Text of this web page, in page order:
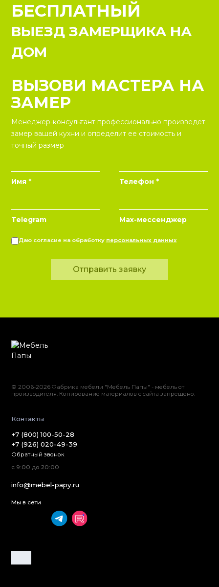
БЕСПЛАТНЫЙ
ВЫЕЗД ЗАМЕРЩИКА НА
ДОМ
ВЫЗОВИ МАСТЕРА НА
ЗАМЕР
Менеджер-консультант профессионально произведет
замер вашей кухни и определит ее стоимость и
точный размер
Имя * Телефон *
Telegram Max-мессенджер
Даю согласие на обработку персональных данных
Отправить заявку
© 2006-2026 Фабрика мебели "Мебель Папы" - мебель от
производителя. Копирование материалов с сайта запрещено.
Контакты
+7 (800) 100-50-28
+7 (926) 020-49-39
Обратный звонок
с 9:00 до 20:00
info@mebel-papy.ru
Мы в сети